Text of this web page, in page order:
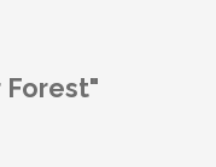
Forest"